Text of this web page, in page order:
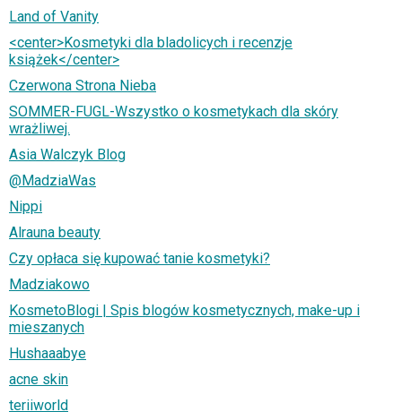
Land of Vanity
<center>Kosmetyki dla bladolicych i recenzje
książek</center>
Czerwona Strona Nieba
SOMMER-FUGL-Wszystko o kosmetykach dla skóry
wrażliwej.
Asia Walczyk Blog
@MadziaWas
Nippi
Alrauna beauty
Czy opłaca się kupować tanie kosmetyki?
Madziakowo
KosmetoBlogi | Spis blogów kosmetycznych, make-up i
mieszanych
Hushaaabye
acne skin
teriiworld